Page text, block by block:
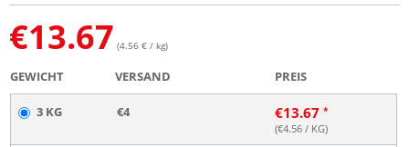
€13.67 (4.56 € / kg)
GEWICHT VERSAND PREIS
3 KG €4 €13.67
(€4.56 / KG)